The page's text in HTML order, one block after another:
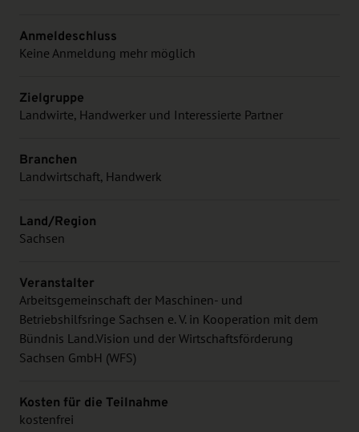
Anmeldeschluss
Keine Anmeldung mehr möglich
Zielgruppe
Landwirte, Handwerker und Interessierte Partner
Branchen
Landwirtschaft, Handwerk
Land/Region
Sachsen
Veranstalter
Arbeitsgemeinschaft der Maschinen- und
Betriebshilfsringe Sachsen e. V. in Kooperation mit dem
Bündnis Land.Vision und der Wirtschaftsförderung
Sachsen GmbH (WFS)
Kosten für die Teilnahme
kostenfrei